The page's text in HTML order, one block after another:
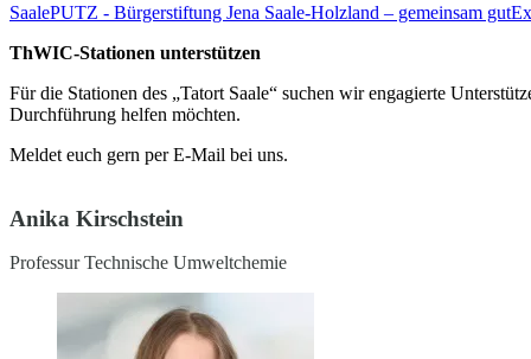
SaalePUTZ - Bürgerstiftung Jena Saale-Holzland – gemeinsam gut
ThWIC-Stationen unterstützen
Für die Stationen des „Tatort Saale“ suchen wir engagierte
Durchführung helfen möchten.
Meldet euch gern per E-Mail bei uns.
Anika Kirschstein
Professur Technische Umweltchemie